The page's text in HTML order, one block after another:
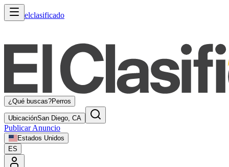
elclasificado
¿Qué buscas?Perros
UbicaciónSan Diego, CA
Publicar Anuncio
Estados Unidos
ES